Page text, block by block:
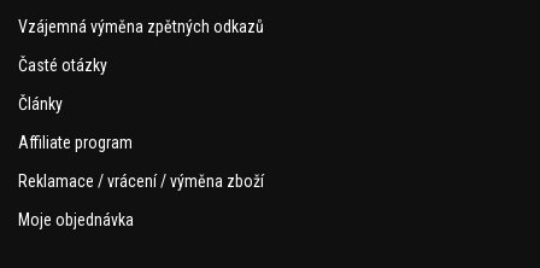
Vzájemná výměna zpětných odkazů
Časté otázky
Články
Affiliate program
Reklamace / vrácení / výměna zboží
Moje objednávka